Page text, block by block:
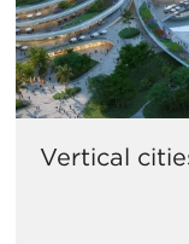
Vertical